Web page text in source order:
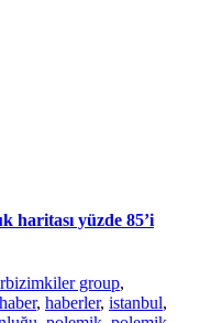
haritası yüzde 85’i
bizimkiler group,
haber, haberler, istanbul,